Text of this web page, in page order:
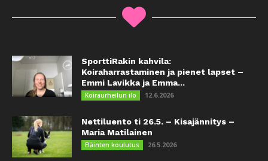
SporttiRakin kahvila:
Koiraharrastaminen ja pienet lapset –
Emmi Lavikka ja Emma...
Koiraurheilun ilo 12.6.2026
Nettiluento ti 26.5. – Kisajännitys –
Maria Matilainen
Eläinten koulutus 26.5.2026